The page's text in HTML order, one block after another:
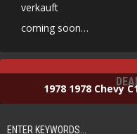
verkauft
coming soon…
1978 1978 Chevy